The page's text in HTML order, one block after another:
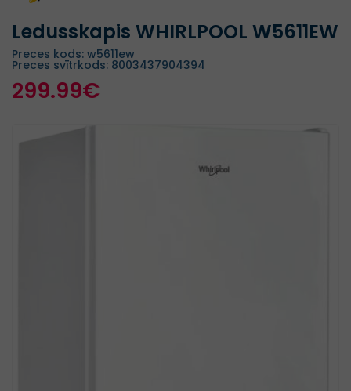
Ledusskapis WHIRLPOOL W5611EW
Preces kods: w5611ew
Preces svītrkods: 8003437904394
299.99€